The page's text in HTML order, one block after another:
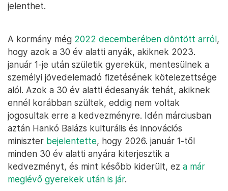
jelenthet.
A kormány még 2022 decemberében döntött arról,
hogy azok a 30 év alatti anyák, akiknek 2023.
január 1-je után születik gyerekük, mentesülnek a
személyi jövedelemadó fizetésének kötelezettsége
alól. Azok a 30 év alatti édesanyák tehát, akiknek
ennél korábban szültek, eddig nem voltak
jogosultak erre a kedvezményre. Idén márciusban
aztán Hankó Balázs kulturális és innovációs
miniszter bejelentette, hogy 2026. január 1-től
minden 30 év alatti anyára kiterjesztik a
kedvezményt, és mint később kiderült, ez a már
meglévő gyerekek után is jár.